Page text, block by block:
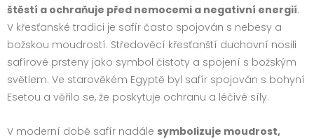
štěstí a ochraňuje před nemocemi a negativní energií.
V křesťanské tradici je safír často spojován s nebesy a
božskou moudrostí. Středověcí křesťanští duchovní nosili
safírové prsteny jako symbol čistoty a spojení s božským
světlem. Ve starověkém Egyptě byl safír spojován s bohyní
Esetou a věřilo se, že poskytuje ochranu a léčivé síly.
V moderní době safír nadále symbolizuje moudrost,